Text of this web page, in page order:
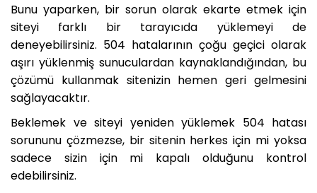
Bunu yaparken, bir sorun olarak ekarte etmek için
siteyi farklı bir tarayıcıda yüklemeyi de
deneyebilirsiniz. 504 hatalarının çoğu geçici olarak
aşırı yüklenmiş sunuculardan kaynaklandığından, bu
çözümü kullanmak sitenizin hemen geri gelmesini
sağlayacaktır.
Beklemek ve siteyi yeniden yüklemek 504 hatası
sorununu çözmezse, bir sitenin herkes için mi yoksa
sadece sizin için mi kapalı olduğunu kontrol
edebilirsiniz.